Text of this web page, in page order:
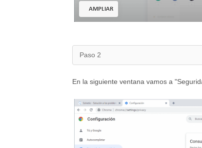
AMPLIAR
Paso 2
En la siguiente ventana vamos a